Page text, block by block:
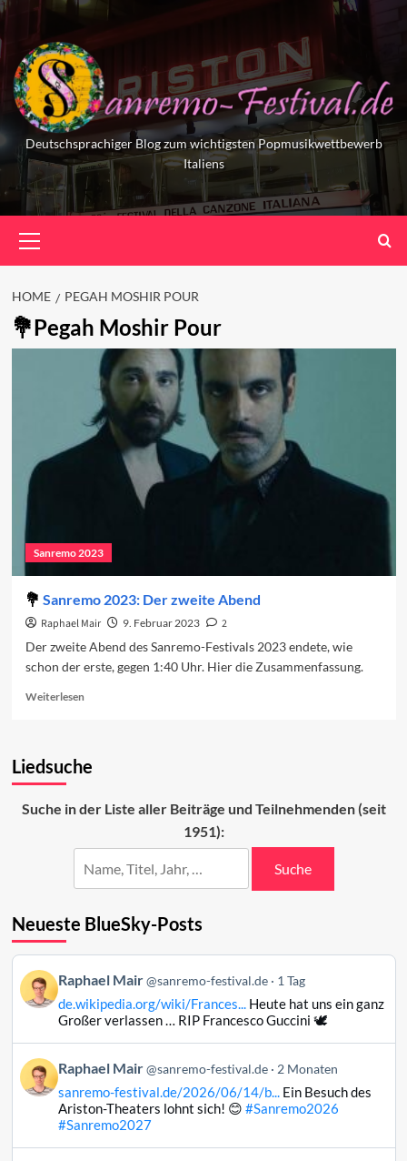
Skip
to
content
Deutschsprachiger Blog zum wichtigsten Popmusikwettbewerb
Italiens
Menu
HOME PEGAH MOSHIR POUR
Pegah Moshir Pour
Sanremo 2023
Sanremo 2023: Der zweite Abend
Raphael Mair 9. Februar 2023
2
Der zweite Abend des Sanremo-Festivals 2023 endete, wie
schon der erste, gegen 1:40 Uhr. Hier die Zusammenfassung.
WeiterlesenRead
2023:
Abend
Liedsuche
Suche in der Liste aller Beiträge und Teilnehmenden (seit
1951):
Suche
Neueste BlueSky-Posts
Beitrag
von
Raphael
Bluesky
ansehen
Raphael Mair @sanremo-festival.de 1 Tag
de.wikipedia.org/wiki/Frances...Heute hat uns ein ganz
Großer verlassen … RIP Francesco Guccini 🕊️
Beitrag
von
Raphael
Raphael Mair @sanremo-festival.de 2 Monaten
sanremo-festival.de/2026/06/14/b...Ein Besuch des
Ariston-Theaters lohnt sich! 😊 #Sanremo2026
#Sanremo2027